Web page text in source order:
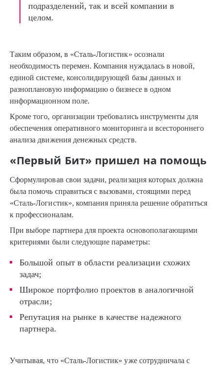
подразделений, так и всей компании в
целом.
Таким образом, в «Сталь-Логистик» осознали
необходимость перемен. Компания нуждалась в новой,
единой системе, консолидирующей базы данных и
разноплановую информацию о бизнесе в одном
информационном поле.
Кроме того, организации требовались инструменты для
обеспечения оперативного мониторинга и всестороннего
анализа движения денежных средств.
«Первый Бит» пришел на помощь
Сформулировав свои задачи, реализация которых должна
была помочь справиться с вызовами, стоящими перед
«Сталь-Логистик», компания приняла решение обратиться
к профессионалам.
При выборе партнера для проекта основополагающими
критериями были следующие параметры:
Большой опыт в области реализации схожих
задач;
Широкое портфолио проектов в аналогичной
отрасли;
Репутация на рынке в качестве надежного
партнера.
Учитывая, что «Сталь-Логистик» уже сотрудничала с